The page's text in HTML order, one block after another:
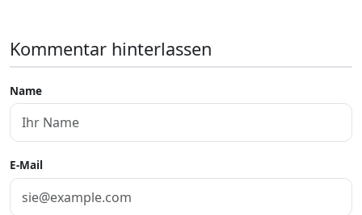
Kommentar hinterlassen
Name
E-Mail